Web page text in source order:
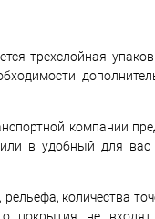
трехслойная
компании
в удобный для вас
количества